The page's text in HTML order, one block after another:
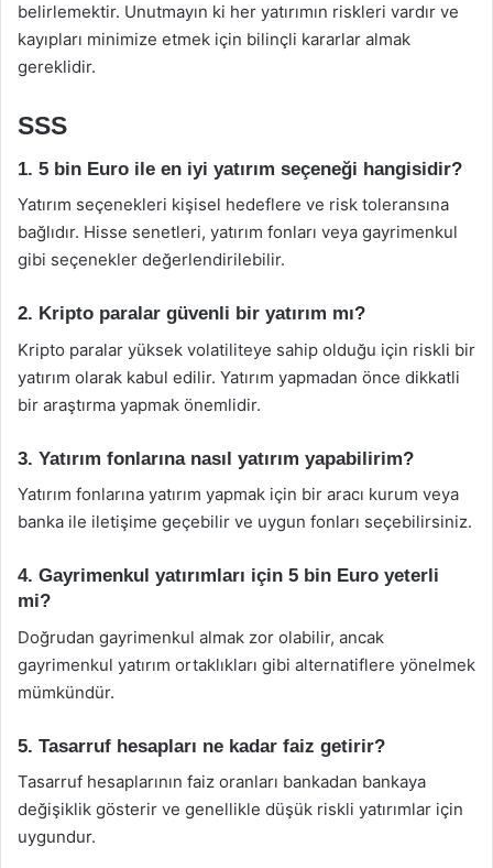
belirlemektir. Unutmayın ki her yatırımın riskleri vardır ve
kayıpları minimize etmek için bilinçli kararlar almak
gereklidir.
SSS
1. 5 bin Euro ile en iyi yatırım seçeneği hangisidir?
Yatırım seçenekleri kişisel hedeflere ve risk toleransına
bağlıdır. Hisse senetleri, yatırım fonları veya gayrimenkul
gibi seçenekler değerlendirilebilir.
2. Kripto paralar güvenli bir yatırım mı?
Kripto paralar yüksek volatiliteye sahip olduğu için riskli bir
yatırım olarak kabul edilir. Yatırım yapmadan önce dikkatli
bir araştırma yapmak önemlidir.
3. Yatırım fonlarına nasıl yatırım yapabilirim?
Yatırım fonlarına yatırım yapmak için bir aracı kurum veya
banka ile iletişime geçebilir ve uygun fonları seçebilirsiniz.
4. Gayrimenkul yatırımları için 5 bin Euro yeterli
mi?
Doğrudan gayrimenkul almak zor olabilir, ancak
gayrimenkul yatırım ortaklıkları gibi alternatiflere yönelmek
mümkündür.
5. Tasarruf hesapları ne kadar faiz getirir?
Tasarruf hesaplarının faiz oranları bankadan bankaya
değişiklik gösterir ve genellikle düşük riskli yatırımlar için
uygundur.